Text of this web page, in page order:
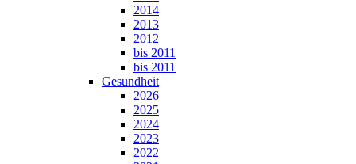
2014
2013
2012
bis 2011
bis 2011
Gesundheit
2026
2025
2024
2023
2022